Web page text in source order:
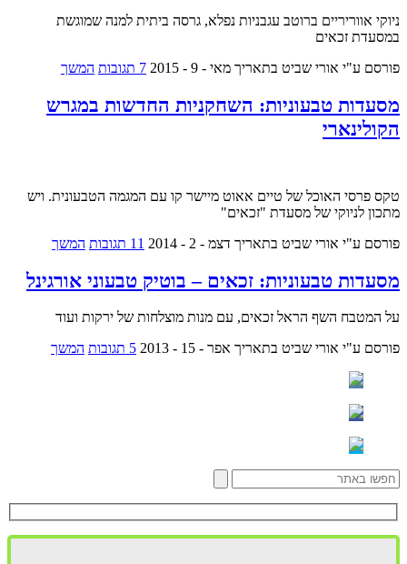
ניוקי אווריריים ברוטב עגבניות נפלא, גרסה ביתית למנה שמוגשת
במסעדת זכאים
פורסם ע"י אורי שביט בתאריך מאי - 9 - 2015 7 תגובות המשך
מסעדות טבעוניות: השחקניות החדשות במגרש
הקולינארי
טקס פרסי האוכל של טיים אאוט מיישר קו עם המגמה הטבעונית. ויש
מתכון לניוקי של מסעדת "זכאים"
פורסם ע"י אורי שביט בתאריך דצמ - 2 - 2014 11 תגובות המשך
מסעדות טבעוניות: זכאים – בוטיק טבעוני אורגינל
על המטבח השף הראל זכאים, עם מנות מוצלחות של ירקות ועוד
פורסם ע"י אורי שביט בתאריך אפר - 15 - 2013 5 תגובות המשך